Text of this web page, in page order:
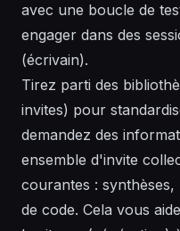
avec une boucle de
engager dans des
(écrivain).
Tirez parti des
invites) pour
demandez des
ensemble d'invite
courantes :
de code. Cela vous